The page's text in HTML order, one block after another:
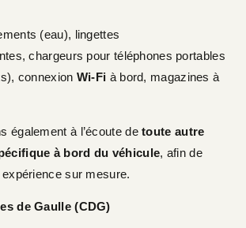
(eau), lingettes
chargeurs pour téléphones portables
connexion Wi-Fi à bord, magazines à
également à l’écoute detoute autre
à bord du véhicule, afin de
sur mesure.
de Gaulle (CDG)